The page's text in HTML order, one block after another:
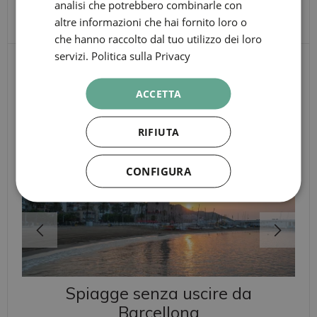
ALTRI PUNTI DI
INTERESSE
Spiagge senza uscire da
Barcellona
ITALIAN
RUSSIAN
analisi che potrebbero combinarle con
altre informazioni che hai fornito loro o
che hanno raccolto dal tuo utilizzo dei loro
servizi. Politica sulla Privacy
ACCETTA
RIFIUTA
CONFIGURA